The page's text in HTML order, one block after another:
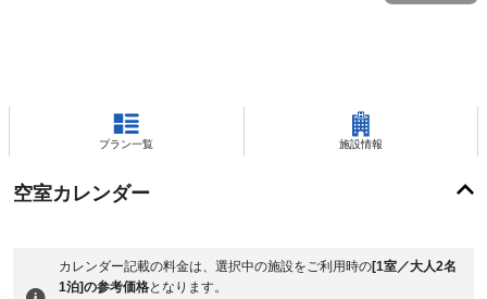
プラン一覧 施設情報
空室カレンダー
カレンダー記載の料金は、選択中の施設をご利用時の[1室／大人2名
1泊]の参考価格となります。